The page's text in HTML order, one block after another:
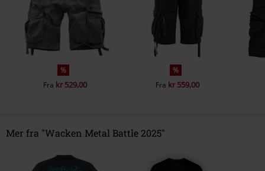
%
Fra kr 529,00
%
Fra kr 559,00
Mer fra "Wacken Metal Battle 2025"